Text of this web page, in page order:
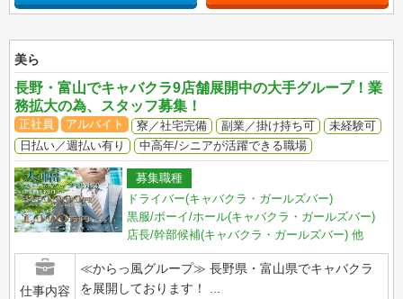
美ら
長野・富山でキャバクラ9店舗展開中の大手グループ！業
務拡大の為、スタッフ募集！
正社員 アルバイト 寮／社宅完備 副業／掛け持ち可
未経験可
日払い／週払い有り
中高年/シニアが活躍できる職場
募集職種
ドライバー(キャバクラ・ガールズバー)
黒服/ボーイ/ホール(キャバクラ・ガールズバー)
店長/幹部候補(キャバクラ・ガールズバー) 他
仕事内容
≪からっ風グループ≫ 長野県・富山県でキャバクラ
を展開しております！ ...